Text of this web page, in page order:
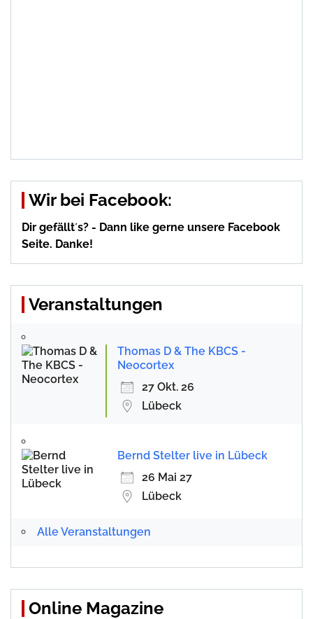
Wir bei Facebook:
Dir gefällt´s? - Dann like gerne unsere Facebook
Seite. Danke!
Veranstaltungen
Thomas D & The KBCS -
Neocortex
27 Okt. 26
Lübeck
Bernd Stelter live in Lübeck
26 Mai 27
Lübeck
Alle Veranstaltungen
Online Magazine